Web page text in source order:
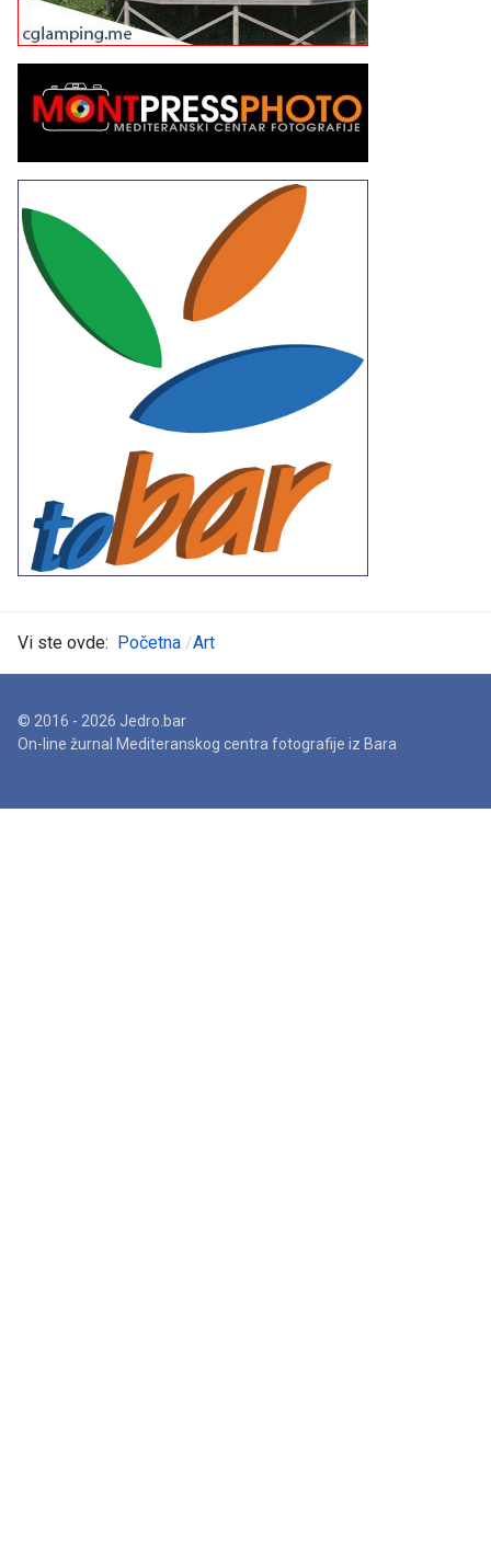
Vi ste ovde: Početna Art
© 2016 - 2026 Jedro.bar
On-line žurnal Mediteranskog centra fotografije iz Bara